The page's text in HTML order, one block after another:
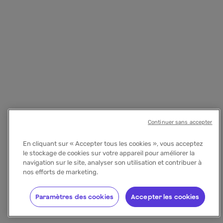
En cliquant sur « Accepter tous les cookies », vous acceptez
le stockage de cookies sur votre appareil pour améliorer la
navigation sur le site, analyser son utilisation et contribuer à
nos efforts de marketing.
Accepter les cookies
Paramètres des cookies
Continuer sans accepter